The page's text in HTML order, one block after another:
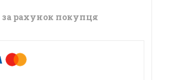
за рахунок покупця